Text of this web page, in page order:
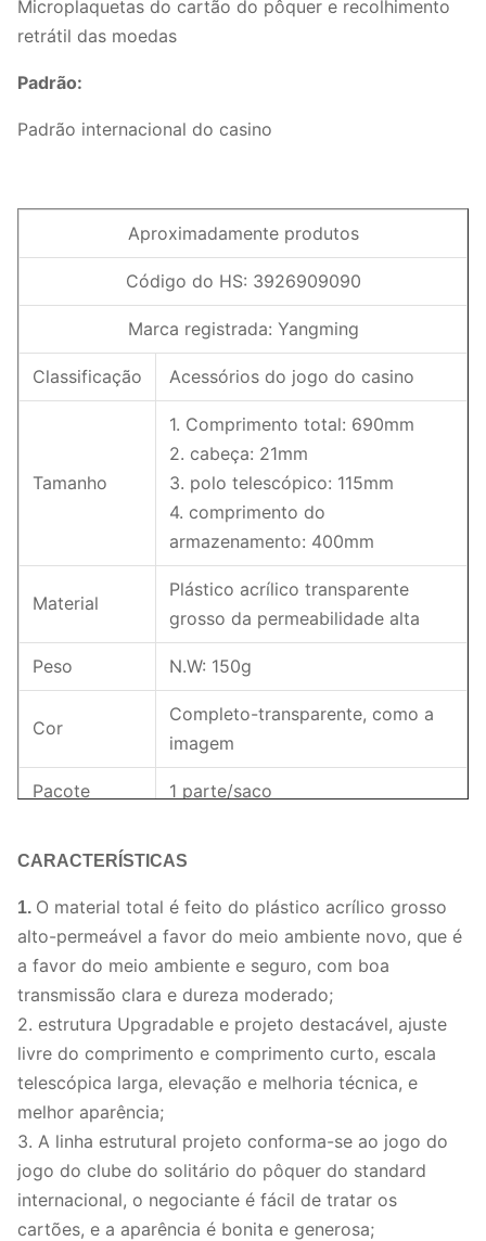
Microplaquetas do cartão do pôquer e recolhimento
retrátil das moedas
Padrão:
Padrão internacional do casino
Aproximadamente produtos
Código do HS: 3926909090
Marca registrada: Yangming
Classificação Acessórios do jogo do casino
Tamanho
1. Comprimento total: 690mm
2. cabeça: 21mm
3. polo telescópico: 115mm
4. comprimento do
armazenamento: 400mm
Material
Plástico acrílico transparente
grosso da permeabilidade alta
Peso N.W: 150g
Cor
Completo-transparente, como a
imagem
Pacote 1 parte/saco
Prazo de
entrega
dias de trabalho após o
pagamento;
Pagamento: Banco
Transfer/TT/Paypal
2. personalizado personalização-
dentro de 5 dias de trabalho após
o pagamento.
3. termos do pagamento: EXW,
Transporte
Pelo ar de DHL/FedEx/TNT/UPS
ou de frete de mar
CARACTERÍSTICAS
1. O material total é feito do plástico acrílico grosso
alto-permeável a favor do meio ambiente novo, que é
a favor do meio ambiente e seguro, com boa
transmissão clara e dureza moderado;
2. estrutura Upgradable e projeto destacável, ajuste
livre do comprimento e comprimento curto, escala
telescópica larga, elevação e melhoria técnica, e
melhor aparência;
3. A linha estrutural projeto conforma-se ao jogo do
jogo do clube do solitário do pôquer do standard
internacional, o negociante é fácil de tratar os
cartões, e a aparência é bonita e generosa;